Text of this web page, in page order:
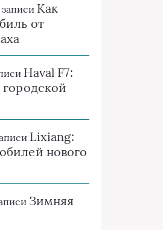
Как
от
Haval F7:
Lixiang:
нового
Зимняя